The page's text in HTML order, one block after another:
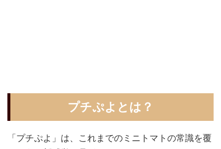
プチぷよとは？
「プチぷよ」は、これまでのミニトマトの常識を覆